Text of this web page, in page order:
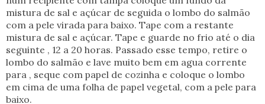
mistura de sal e açúcar de seguida o lombo do salmão
com a pele virada para baixo. Tape com a restante
mistura de sal e açúcar. Tape e guarde no frio até o dia
seguinte , 12 a 20 horas. Passado esse tempo, retire o
lombo do salmão e lave muito bem em agua corrente
para , seque com papel de cozinha e coloque o lombo
em cima de uma folha de papel vegetal, com a pele para
baixo.